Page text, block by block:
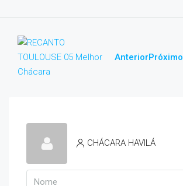
AnteriorPróximo
CHÁCARA HAVILÁ